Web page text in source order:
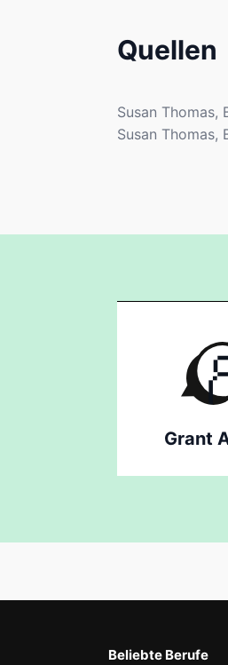
Quellen
Susan Thomas,
Susan Thomas,
Grant
Beliebte Berufe